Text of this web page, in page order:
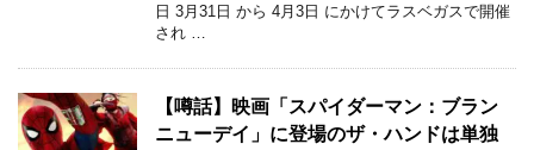
日 3月31日 から 4月3日 にかけてラスベガスで開催
され …
【噂話】映画「スパイダーマン：ブラン
ニューデイ」に登場のザ・ハンドは単独